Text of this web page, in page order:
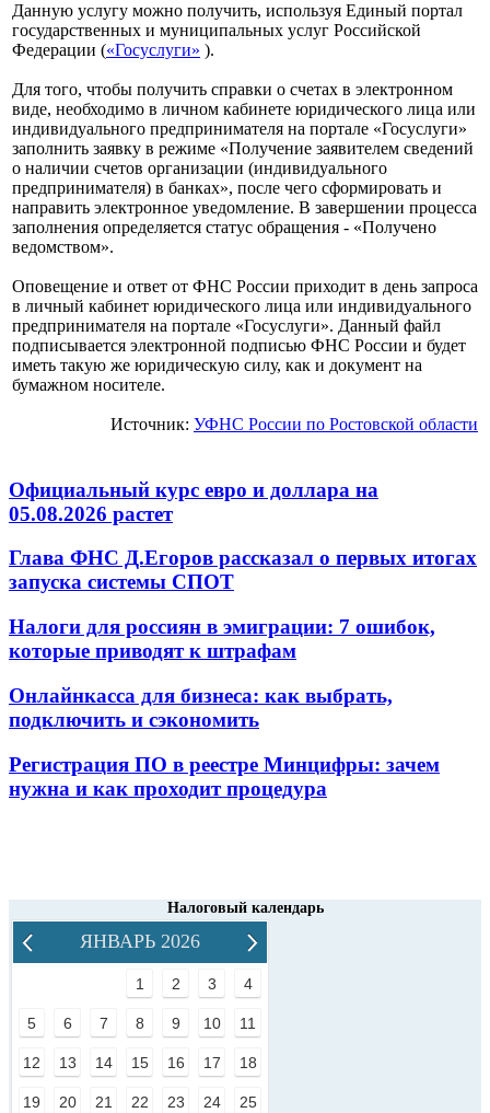
Данную услугу можно получить, используя Единый портал
государственных и муниципальных услуг Российской
Федерации («Госуслуги» ).
Для того, чтобы получить справки о счетах в электронном
виде, необходимо в личном кабинете юридического лица или
индивидуального предпринимателя на портале «Госуслуги»
заполнить заявку в режиме «Получение заявителем сведений
о наличии счетов организации (индивидуального
предпринимателя) в банках», после чего сформировать и
направить электронное уведомление. В завершении процесса
заполнения определяется статус обращения - «Получено
ведомством».
Оповещение и ответ от ФНС России приходит в день запроса
в личный кабинет юридического лица или индивидуального
предпринимателя на портале «Госуслуги». Данный файл
подписывается электронной подписью ФНС России и будет
иметь такую же юридическую силу, как и документ на
бумажном носителе.
Источник: УФНС России по Ростовской области
Официальный курс евро и доллара на
05.08.2026 растет
Глава ФНС Д.Егоров рассказал о первых итогах
запуска системы СПОТ
Налоги для россиян в эмиграции: 7 ошибок,
которые приводят к штрафам
Онлайнкасса для бизнеса: как выбрать,
подключить и сэкономить
Регистрация ПО в реестре Минцифры: зачем
нужна и как проходит процедура
Налоговый календарь
ЯНВАРЬ 2026
1 2 3 4
5 6 7 8 9 10 11
12 13 14 15 16 17 18
19 20 21 22 23 24 25